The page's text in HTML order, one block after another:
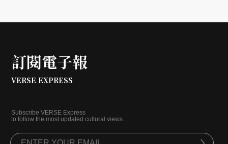
訂閱電子報
VERSE EXPRESS
Subscribe VERSE Express
to follow the most updated cultural views.